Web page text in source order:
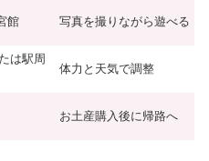
館 写真を撮りながら遊べる
は駅周
体力と天気で調整
お土産購入後に帰路へ